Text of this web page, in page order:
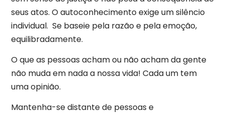
seus atos. O autoconhecimento exige um silêncio
individual. Se baseie pela razão e pela emoção,
equilibradamente.
O que as pessoas acham ou não acham da gente
não muda em nada a nossa vida! Cada um tem
uma opinião.
Mantenha-se distante de pessoas e